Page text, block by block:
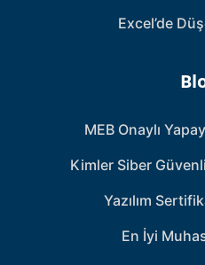
Excel’de
MEB Onaylı
Kimler Siber
Yazılım
En İyi